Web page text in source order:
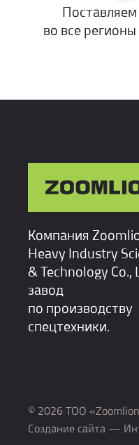
во все
Компания
Heavy Industry
& Technology Co.,
завод
по производству
спецтехники.
© 2026 ТОО
Создание сайта —